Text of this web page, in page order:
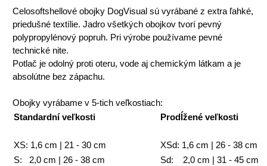
Celosoftshellové obojky DogVisual sú vyrábané z extra ľahké,
priedušné textílie. Jadro všetkých obojkov tvorí pevný
polypropylénový popruh. Pri výrobe používame pevné
technické nite.
Potlač je odolný proti oteru, vode aj chemickým látkam a je
absolútne bez zápachu.
Obojky vyrábame v 5-tich veľkostiach:
Standardní veľkosti
Prodĺžené veľkosti
XS: 1,6 cm | 21 - 30 cm
XSd: 1,6 cm | 26 - 38 cm
S: 2,0 cm | 26 - 38 cm
Sd: 2,0 cm | 31 - 45 cm